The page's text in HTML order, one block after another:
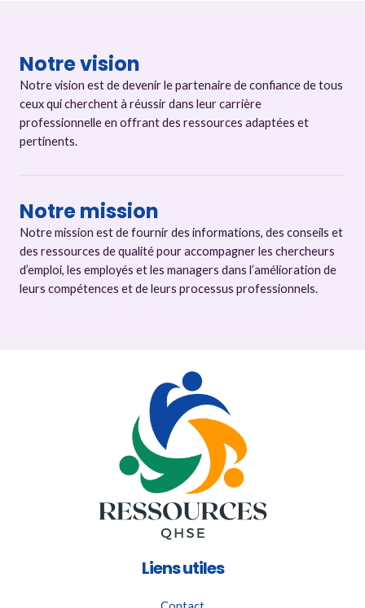
Notre vision
Notre vision est de devenir le partenaire de confiance de tous
ceux qui cherchent à réussir dans leur carrière
professionnelle en offrant des ressources adaptées et
pertinents.
Notre mission
Notre mission est de fournir des informations, des conseils et
des ressources de qualité pour accompagner les chercheurs
d’emploi, les employés et les managers dans l’amélioration de
leurs compétences et de leurs processus professionnels.
Liens utiles